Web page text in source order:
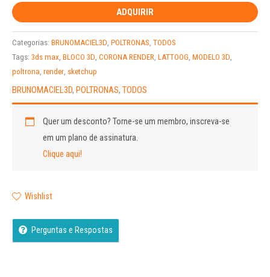
ADQUIRIR
Categorias: BRUNOMACIEL3D, POLTRONAS, TODOS
Tags: 3ds max, BLOCO 3D, CORONA RENDER, LATTOOG, MODELO 3D,
poltrona, render, sketchup
BRUNOMACIEL3D, POLTRONAS, TODOS
Quer um desconto?Torne-se um membro, inscreva-se
em um plano de assinatura.
Clique aqui!
Wishlist
Perguntas e Respostas